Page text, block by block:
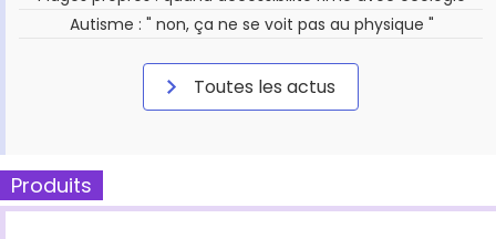
Autisme : " non, ça ne se voit pas au physique "
Toutes les actus
Produits